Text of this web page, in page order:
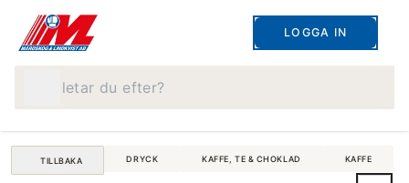
LOGGA IN
TILLBAKA DRYCK KAFFE, TE & CHOKLAD KAFFE